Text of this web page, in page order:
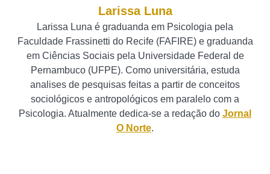
Larissa Luna
Larissa Luna é graduanda em Psicologia pela
Faculdade Frassinetti do Recife (FAFIRE) e graduanda
em Ciências Sociais pela Universidade Federal de
Pernambuco (UFPE). Como universitária, estuda
analises de pesquisas feitas a partir de conceitos
sociológicos e antropológicos em paralelo com a
Psicologia. Atualmente dedica-se a redação do Jornal
O Norte.